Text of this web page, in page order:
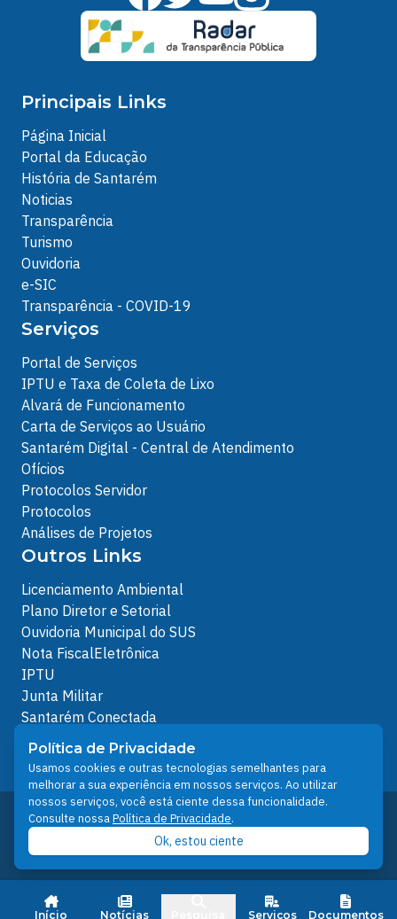
Início Notícias Serviços Documentos
Principais Links
Página Inicial
Portal da Educação
História de Santarém
Noticias
Transparência
Turismo
Ouvidoria
e-SIC
Transparência - COVID-19
Serviços
Portal de Serviços
IPTU e Taxa de Coleta de Lixo
Alvará de Funcionamento
Carta de Serviços ao Usuário
Santarém Digital - Central de Atendimento
Ofícios
Protocolos Servidor
Protocolos
Análises de Projetos
Outros Links
Licenciamento Ambiental
Plano Diretor e Setorial
Ouvidoria Municipal do SUS
Nota FiscalEletrônica
IPTU
Junta Militar
Santarém Conectada
Política de Privacidade
People illustrations by Storyset
Desenvolvido pelo Núcleo Técnico de Gestão de
Tecnologia da Informação - NTI
Prefeitura de Santarém © 2026
Política de Privacidade
Usamos cookies e outras tecnologias semelhantes para
melhorar a sua experiência em nossos serviços. Ao utilizar
nossos serviços, você está ciente dessa funcionalidade.
Consulte nossaPolítica de Privacidade.
Ok, estou ciente